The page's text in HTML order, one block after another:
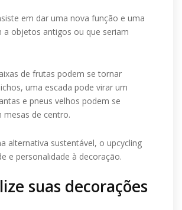
em dar uma nova função e uma
a objetos antigos ou que seriam
de frutas podem se tornar
uma escada pode virar um
e pneus velhos podem se
de centro.
alternativa sustentável, o upcycling
e personalidade à decoração.
suas decorações